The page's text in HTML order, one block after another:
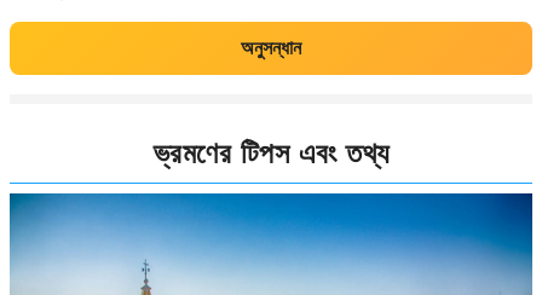
অনুসন্ধান
ভ্রমণের টিপস এবং তথ্য